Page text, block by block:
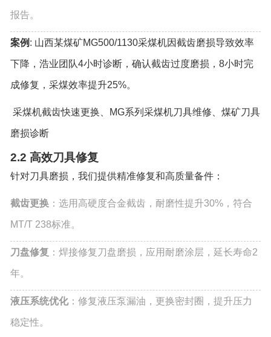
报告。
案例 : 山西某煤矿MG500/1130采煤机因截齿磨损导致效率
下降，浩业团队4小时诊断，确认截齿过度磨损，8小时完
成修复，采煤效率提升25%。
采煤机截齿快速更换、MG系列采煤机刀具维修、煤矿刀具
磨损诊断
2.2 高效刀具修复
针对刀具磨损，我们提供精准修复和高质量备件：
截齿更换 ：选用高硬度合金截齿，耐磨性提升30%，符合
MT/T 238标准。
刀盘修复 ：焊接修复刀盘磨损，应用耐磨涂层，延长寿命2
年。
液压系统优化：修复液压泵漏油，更换密封圈，提升压力
稳定性。